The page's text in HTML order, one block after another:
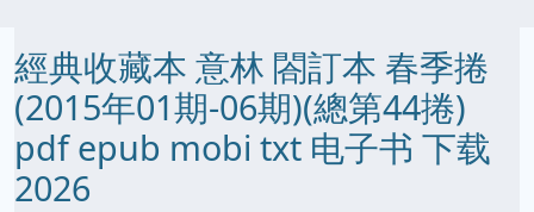
經典收藏本 意林 閤訂本 春季捲
(2015年01期-06期)(總第44捲)
pdf epub mobi txt 电子书 下载
2026